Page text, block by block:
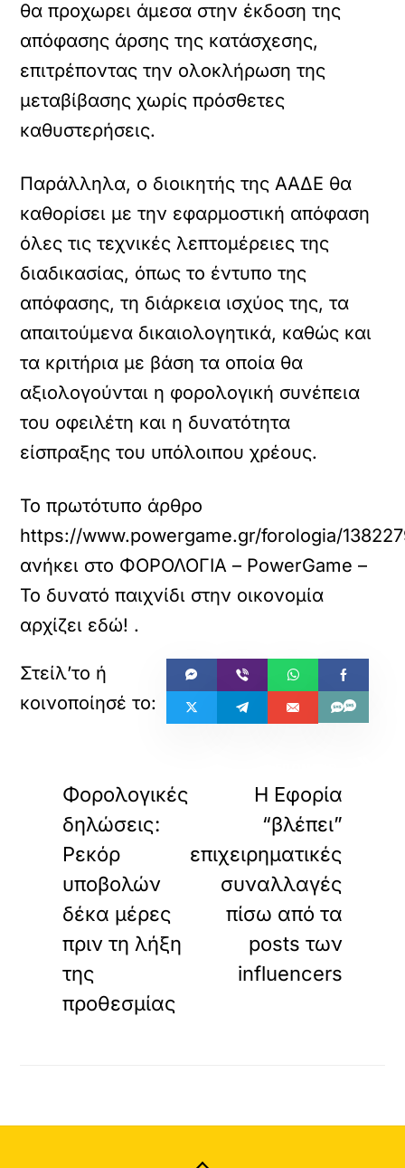
θα προχωρει άμεσα στην έκδοση της
απόφασης άρσης της κατάσχεσης,
επιτρέποντας την ολοκλήρωση της
μεταβίβασης χωρίς πρόσθετες
καθυστερήσεις.
Παράλληλα, ο διοικητής της ΑΑΔΕ θα
καθορίσει με την εφαρμοστική απόφαση
όλες τις τεχνικές λεπτομέρειες της
διαδικασίας, όπως το έντυπο της
απόφασης, τη διάρκεια ισχύος της, τα
απαιτούμενα δικαιολογητικά, καθώς και
τα κριτήρια με βάση τα οποία θα
αξιολογούνται η φορολογική συνέπεια
του οφειλέτη και η δυνατότητα
είσπραξης του υπόλοιπου χρέους.
Το πρωτότυπο άρθρο
https://www.powergame.gr/forologia/
ανήκει στο ΦΟΡΟΛΟΓΙΑ – PowerGame –
Το δυνατό παιχνίδι στην οικονομία
αρχίζει εδώ! .
Φορολογικές
δηλώσεις:
Ρεκόρ
υποβολών
δέκα μέρες
πριν τη λήξη
της
προθεσμίας
Η Εφορία
“βλέπει”
επιχειρηματικές
συναλλαγές
πίσω από τα
posts των
influencers